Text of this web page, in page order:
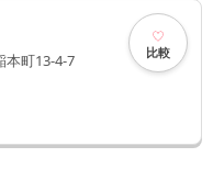
本町13-4-7 比較